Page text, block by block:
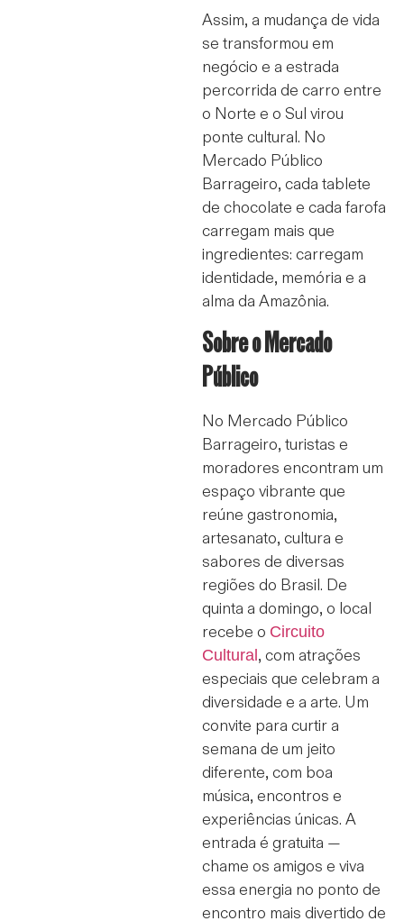
Assim, a mudança de vida
se transformou em
negócio e a estrada
percorrida de carro entre
o Norte e o Sul virou
ponte cultural. No
Mercado Público
Barrageiro, cada tablete
de chocolate e cada farofa
carregam mais que
ingredientes: carregam
identidade, memória e a
alma da Amazônia.
Sobre o Mercado
Público
No Mercado Público
Barrageiro, turistas e
moradores encontram um
espaço vibrante que
reúne gastronomia,
artesanato, cultura e
sabores de diversas
regiões do Brasil. De
quinta a domingo, o local
recebe o Circuito
Cultural, com atrações
especiais que celebram a
diversidade e a arte. Um
convite para curtir a
semana de um jeito
diferente, com boa
música, encontros e
experiências únicas. A
entrada é gratuita —
chame os amigos e viva
essa energia no ponto de
encontro mais divertido de